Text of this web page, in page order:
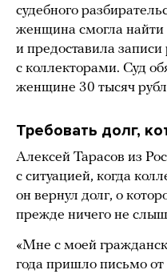
судебного
женщина смогла найти
и предоставила записи
с коллекторами. Суд
женщине 30 тысяч
Требовать долг,
Алексей Тарасов из
с ситуацией, когда
он вернул долг, о
прежде ничего не
«Мне с моей
года пришло письмо от